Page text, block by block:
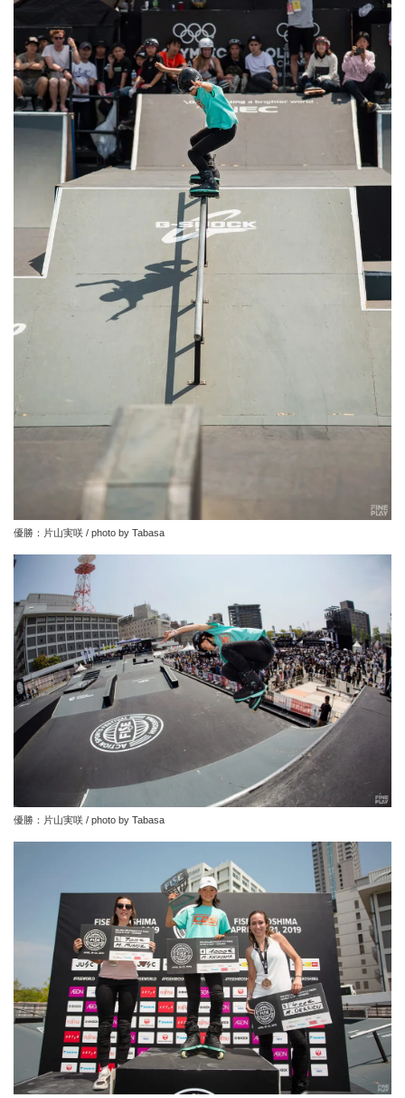
優勝：片山実咲 / photo by Tabasa
優勝：片山実咲 / photo by Tabasa